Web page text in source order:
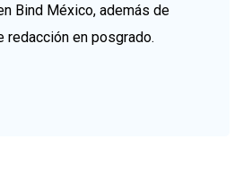
Bind México, además de
redacción en posgrado.